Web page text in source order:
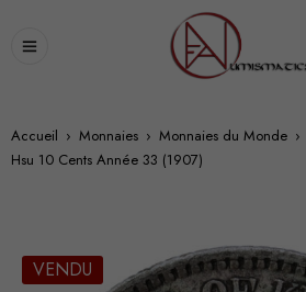
Accueil › Monnaies › Monnaies du Monde ›
Hsu 10 Cents Année 33 (1907)
VENDU